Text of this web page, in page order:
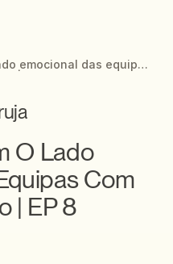
emocional das equipas
O Lado
Com
| EP 8